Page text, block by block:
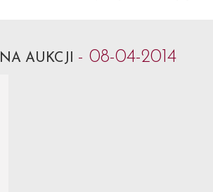
NA AUKCJI - 08-04-2014